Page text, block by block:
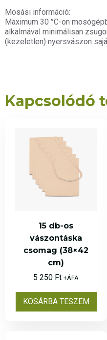
Mosási információ:
Maximum 30 °C-on
alkalmával minimálisan
(kezeletlen) nyersvászon
Kapcsolódó
15 db-os
vászontáska
csomag (38×42
cm)
5 250 Ft +ÁFA
KOSÁRBA TESZEM
kézbesítés
hosszabb
Ha a
rövid
rendelés
Köszönjük